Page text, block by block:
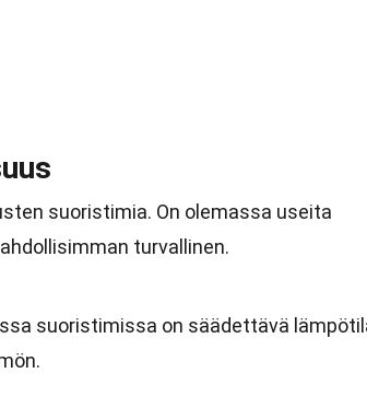
suoristimia. On olemassa useita
turvallinen.
suoristimissa on säädettävä